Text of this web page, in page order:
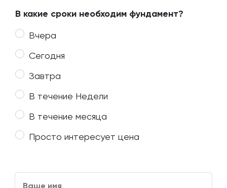
В какие сроки необходим фундамент?
Вчера
Сегодня
Завтра
В течение Недели
В течение месяца
Просто интересует цена